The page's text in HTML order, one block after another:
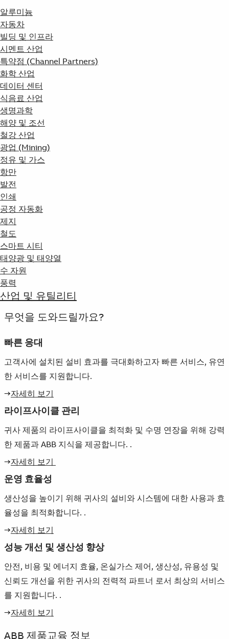
알루미늄
자동차
빌딩 및 인프라
시멘트 산업
특약점 (Channel Partners)
화학 산업
데이터 센터
식음료 산업
생명과학
해양 및 조선
철강 산업
광업 (Mining)
정유 및 가스
항만
발전
인쇄
공정 자동화
제지
철도
스마트 시티
태양광 및 태양열
수 자원
풍력
산업 및 유틸리티
무엇을 도와드릴까요?
빠른 응대
고객사에 설치된 설비 효과를 극대화하고자 빠른 서비스, 유연
한 서비스를 지원합니다.
→자세히 보기
라이프사이클 관리
귀사 제품의 라이프사이클을 최적화 및 수명 연장을 위해 강력
한 제품과 ABB 지식을 제공합니다. .
→자세히 보기
운영 효율성
생산성을 높이기 위해 귀사의 설비와 시스템에 대한 사용과 효
율성을 최적화합니다. .
→자세히 보기
성능 개선 및 생산성 향상
안전, 비용 및 에너지 효율, 온실가스 제어, 생산성, 유용성 및
신뢰도 개선을 위한 귀사의 전력적 파트너 로서 최상의 서비스
를 지원합니다. .
→자세히 보기
ABB 제품교육 정보